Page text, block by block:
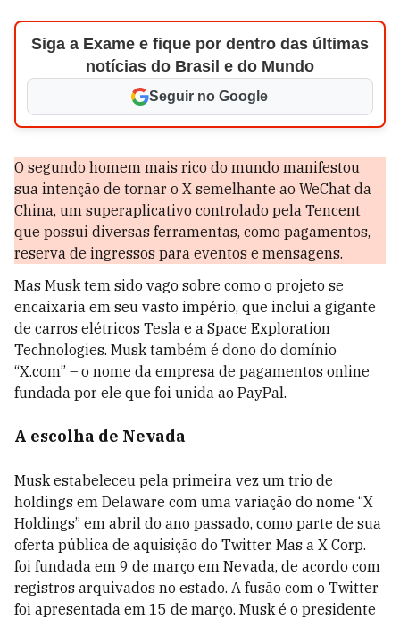
Siga a Exame e fique por dentro das últimas
notícias do Brasil e do Mundo
Seguir no Google
O segundo homem mais rico do mundo manifestou
sua intenção de tornar o X semelhante ao WeChat da
China, um superaplicativo controlado pela Tencent
que possui diversas ferramentas, como pagamentos,
reserva de ingressos para eventos e mensagens.
Mas Musk tem sido vago sobre como o projeto se
encaixaria em seu vasto império, que inclui a gigante
de carros elétricos Tesla e a Space Exploration
Technologies. Musk também é dono do domínio
“X.com” – o nome da empresa de pagamentos online
fundada por ele que foi unida ao PayPal.
A escolha de Nevada
Musk estabeleceu pela primeira vez um trio de
holdings em Delaware com uma variação do nome “X
Holdings” em abril do ano passado, como parte de sua
oferta pública de aquisição do Twitter. Mas a X Corp.
foi fundada em 9 de março em Nevada, de acordo com
registros arquivados no estado. A fusão com o Twitter
foi apresentada em 15 de março. Musk é o presidente